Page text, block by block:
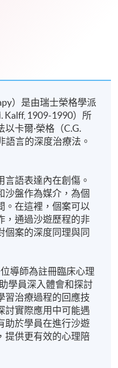
）是由瑞士榮格學派
Kalff, 1909-1990）所
卡爾·榮格（C.G.
語言的深度治療法。
語表達內在創傷。
沙盤作為媒介，為個
。在這裡，個案可以
，通過沙遊歷程的非
個案的深度同理與同
導師為註冊臨床心理
學員深入體會和探討
習治療過程的回應技
討實際應用中可能遇
助於學員在進行沙遊
提供更有效的心理陪